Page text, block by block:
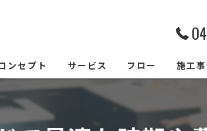
ンセプト サービス フロー 施工